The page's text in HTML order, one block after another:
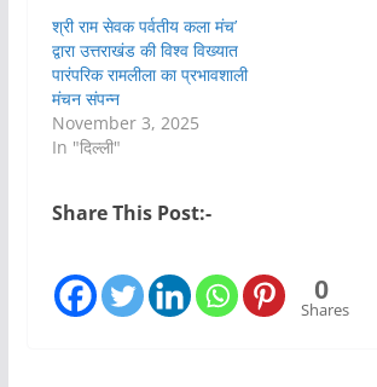
श्री राम सेवक पर्वतीय कला मंच’
द्वारा उत्तराखंड की विश्व विख्यात
पारंपरिक रामलीला का प्रभावशाली
मंचन संपन्न
November 3, 2025
In "दिल्ली"
Share This Post:-
0
Shares